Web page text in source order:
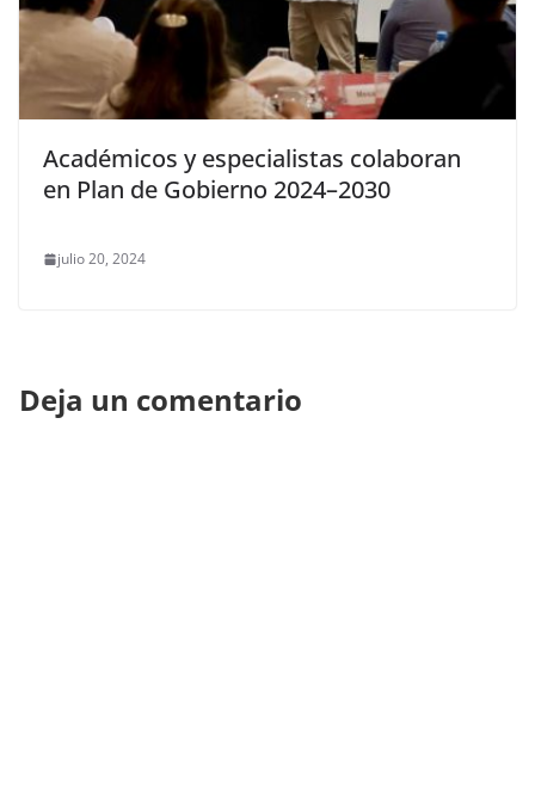
Académicos y especialistas colaboran
en Plan de Gobierno 2024–2030
julio 20, 2024
Deja un comentario